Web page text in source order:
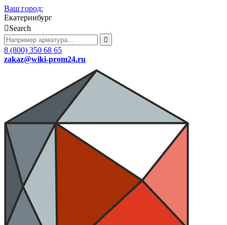
Ваш город:
Екатеринбург
Search
8 (800) 350 68 65
zakaz@wiki-prom24.ru